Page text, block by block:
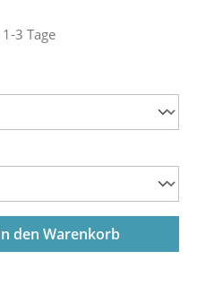
3 Tage
den gewünschten
den Warenkorb